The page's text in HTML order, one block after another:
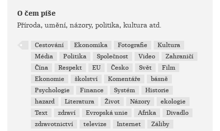
O čem píše
Příroda, umění, názory, politika, kultura atd.
Cestování Ekonomika Fotografie
Kultura
Média
Politika Společnost Video
Zahraničí
Čína
Respekt EU Česko Svět
Film
Ekonomie
školství Komentáře
básně
Psychologie
Finance Systém
Historie
hazard
Literatura Život Názory
ekologie
Text
zdraví Evropská unie Afrika
Divadlo
zdravotnictví
televize Internet
Záliby